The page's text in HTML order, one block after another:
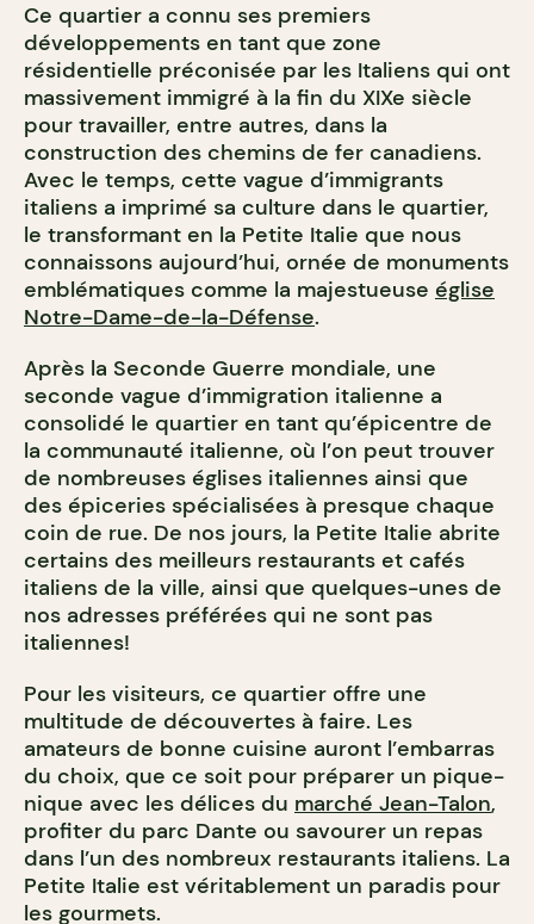
Ce quartier a connu ses premiers
développements en tant que zone
résidentielle préconisée par les Italiens qui ont
massivement immigré à la fin du XIXe siècle
pour travailler, entre autres, dans la
construction des chemins de fer canadiens.
Avec le temps, cette vague d’immigrants
italiens a imprimé sa culture dans le quartier,
le transformant en la Petite Italie que nous
connaissons aujourd’hui, ornée de monuments
emblématiques comme la majestueuse église
Notre-Dame-de-la-Défense.
Après la Seconde Guerre mondiale, une
seconde vague d’immigration italienne a
consolidé le quartier en tant qu’épicentre de
la communauté italienne, où l’on peut trouver
de nombreuses églises italiennes ainsi que
des épiceries spécialisées à presque chaque
coin de rue. De nos jours, la Petite Italie abrite
certains des meilleurs restaurants et cafés
italiens de la ville, ainsi que quelques-unes de
nos adresses préférées qui ne sont pas
italiennes!
Pour les visiteurs, ce quartier offre une
multitude de découvertes à faire. Les
amateurs de bonne cuisine auront l’embarras
du choix, que ce soit pour préparer un pique-
nique avec les délices du marché Jean-Talon,
profiter du parc Dante ou savourer un repas
dans l’un des nombreux restaurants italiens. La
Petite Italie est véritablement un paradis pour
les gourmets.